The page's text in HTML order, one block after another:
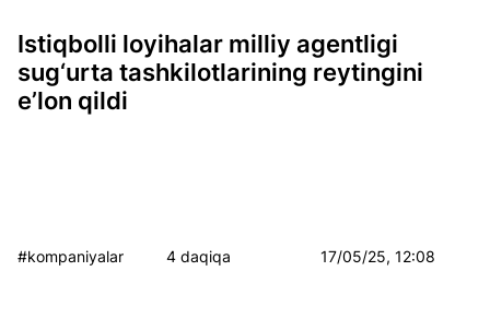
Istiqbolli loyihalar milliy agentligi
sug‘urta tashkilotlarining reytingini
e’lon qildi
#kompaniyalar 4 daqiqa 17/05/25, 12:08